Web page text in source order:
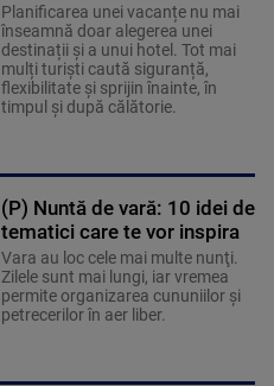
Planificarea unei vacanțe nu mai
înseamnă doar alegerea unei
destinații și a unui hotel. Tot mai
mulți turiști caută siguranță,
flexibilitate și sprijin înainte, în
timpul și după călătorie.
(P) Nuntă de vară: 10 idei de
tematici care te vor inspira
Vara au loc cele mai multe nunţi.
Zilele sunt mai lungi, iar vremea
permite organizarea cununiilor şi
petrecerilor în aer liber.